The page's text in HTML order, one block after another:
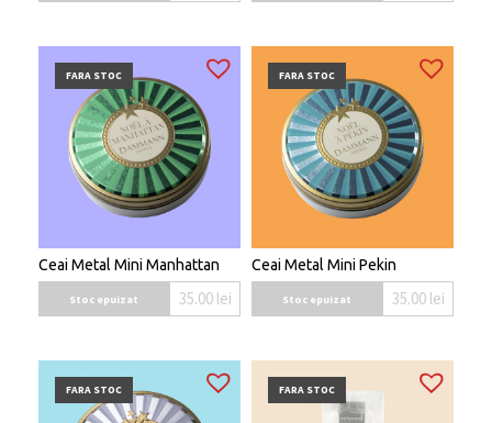
FARA STOC
Ceai Metal Mini Manhattan
Stoc epuizat 35.00 lei
FARA STOC
Ceai Metal Mini Pekin
Stoc epuizat 35.00 lei
FARA STOC FARA STOC